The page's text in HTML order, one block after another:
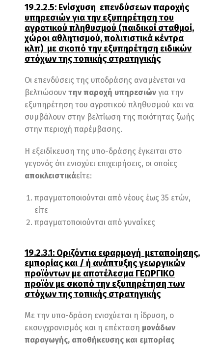
19.2.2.5: Ενίσχυση επενδύσεων παροχής
υπηρεσιών για την εξυπηρέτηση του
αγροτικού πληθυσμού (παιδικοί σταθμοί,
χώροι αθλητισμού, πολιτιστικά κέντρα
κλπ) με σκοπό την εξυπηρέτηση ειδικών
στόχων της τοπικής στρατηγικής
Οι επενδύσεις της υποδράσης αναμένεται να
βελτιώσουν την παροχή υπηρεσιών για την
εξυπηρέτηση του αγροτικού πληθυσμού και να
συμβάλουν στην βελτίωση της ποιότητας ζωής
στην περιοχή παρέμβασης.
Η εξειδίκευση της υπο-δράσης έγκειται στο
γεγονός ότι ενισχύει επιχειρήσεις, οι οποίες
αποκλειστικάείτε:
πραγματοποιούνται από νέους έως 35 ετών,
είτε
πραγματοποιούνται από γυναίκες
19.2.3.1: Οριζόντια εφαρμογή μεταποίησης,
εμπορίας και / ή ανάπτυξης γεωργικών
προϊόντων με αποτέλεσμα ΓΕΩΡΓΙΚΟ
προϊόν με σκοπό την εξυπηρέτηση των
στόχων της τοπικής στρατηγικής
Με την υπο-δράση ενισχύεται η ίδρυση, ο
εκσυγχρονισμός και η επέκταση μονάδων
παραγωγής, αποθήκευσης και εμπορίας